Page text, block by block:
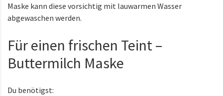
Maske kann diese vorsichtig mit lauwarmen Wasser
abgewaschen werden.
Für einen frischen Teint –
Buttermilch Maske
Du benötigst: